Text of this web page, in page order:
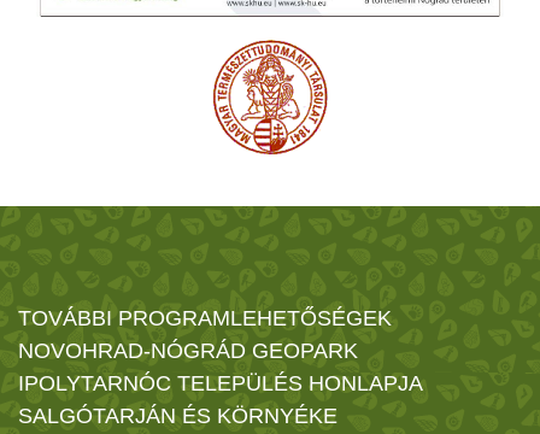
TOVÁBBI PROGRAMLEHETŐSÉGEK
NOVOHRAD-NÓGRÁD GEOPARK
IPOLYTARNÓC TELEPÜLÉS HONLAPJA
SALGÓTARJÁN ÉS KÖRNYÉKE